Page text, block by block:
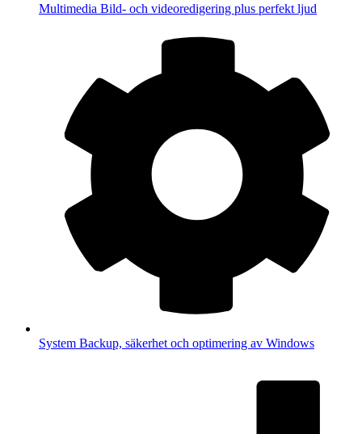
Multimedia Bild- och videoredigering plus perfekt ljud
System Backup, säkerhet och optimering av Windows